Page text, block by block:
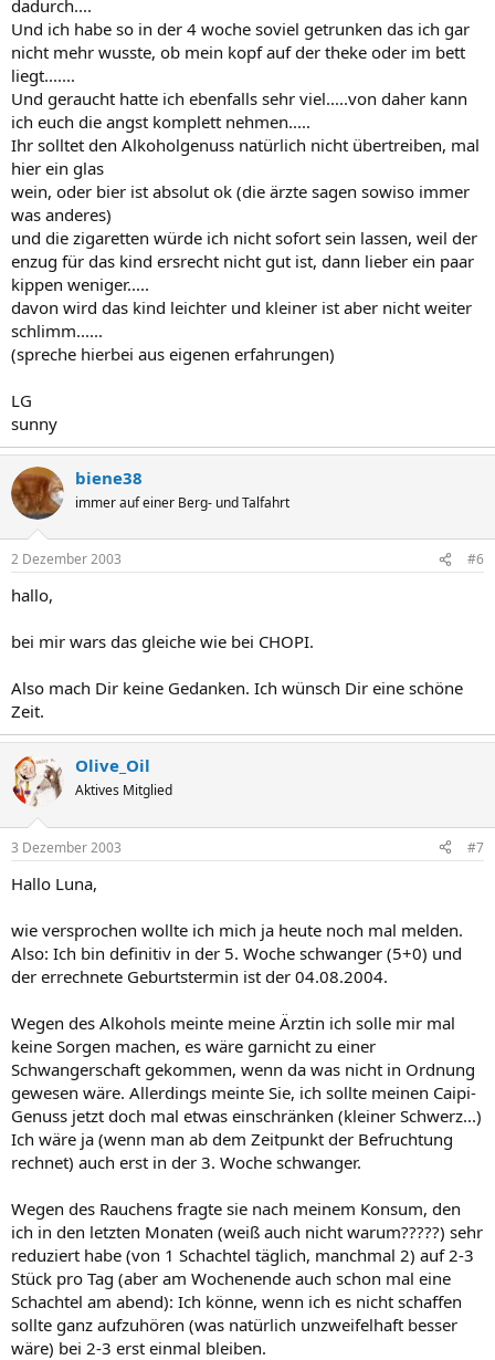
dadurch....
Und ich habe so in der 4 woche soviel getrunken das ich gar
nicht mehr wusste, ob mein kopf auf der theke oder im bett
liegt.......
Und geraucht hatte ich ebenfalls sehr viel.....von daher kann
ich euch die angst komplett nehmen.....
Ihr solltet den Alkoholgenuss natürlich nicht übertreiben, mal
hier ein glas
wein, oder bier ist absolut ok (die ärzte sagen sowiso immer
was anderes)
und die zigaretten würde ich nicht sofort sein lassen, weil der
enzug für das kind ersrecht nicht gut ist, dann lieber ein paar
kippen weniger.....
davon wird das kind leichter und kleiner ist aber nicht weiter
schlimm......
(spreche hierbei aus eigenen erfahrungen)
LG
sunny
biene38
immer auf einer Berg- und Talfahrt
2 Dezember 2003 #6
hallo,
bei mir wars das gleiche wie bei CHOPI.
Also mach Dir keine Gedanken. Ich wünsch Dir eine schöne
Zeit.
Olive_Oil
Aktives Mitglied
3 Dezember 2003 #7
Hallo Luna,
wie versprochen wollte ich mich ja heute noch mal melden.
Also: Ich bin definitiv in der 5. Woche schwanger (5+0) und
der errechnete Geburtstermin ist der 04.08.2004.
Wegen des Alkohols meinte meine Ärztin ich solle mir mal
keine Sorgen machen, es wäre garnicht zu einer
Schwangerschaft gekommen, wenn da was nicht in Ordnung
gewesen wäre. Allerdings meinte Sie, ich sollte meinen Caipi-
Genuss jetzt doch mal etwas einschränken (kleiner Schwerz...)
Ich wäre ja (wenn man ab dem Zeitpunkt der Befruchtung
rechnet) auch erst in der 3. Woche schwanger.
Wegen des Rauchens fragte sie nach meinem Konsum, den
ich in den letzten Monaten (weiß auch nicht warum?????) sehr
reduziert habe (von 1 Schachtel täglich, manchmal 2) auf 2-3
Stück pro Tag (aber am Wochenende auch schon mal eine
Schachtel am abend): Ich könne, wenn ich es nicht schaffen
sollte ganz aufzuhören (was natürlich unzweifelhaft besser
wäre) bei 2-3 erst einmal bleiben.